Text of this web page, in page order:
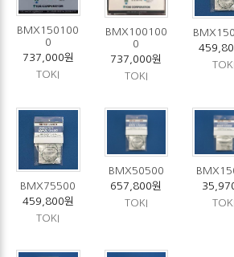
BMX150100
0
737,000원
TOKI
BMX100100
0
737,000원
TOKI
TOKI
BMX75500
459,800원
TOKI
BMX50500
657,800원
TOKI
TOKI